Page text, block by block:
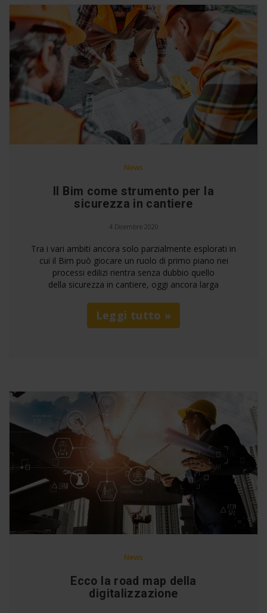
News
Il Bim come strumento per la
sicurezza in cantiere
4 Dicembre 2020
Tra i vari ambiti ancora solo parzialmente esplorati in
cui il Bim può giocare un ruolo di primo piano nei
processi edilizi rientra senza dubbio quello
della sicurezza in cantiere, oggi ancora larga
Leggi tutto »
News
Ecco la road map della
digitalizzazione